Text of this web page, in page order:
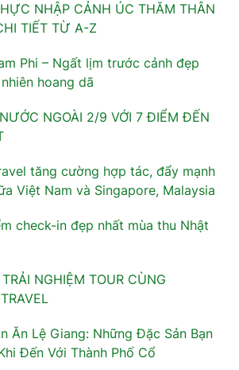
NHẬP CẢNH ÚC THĂM THÂN
TIẾT TỪ A-Z
Phi – Ngất lịm trước cảnh đẹp
hoang dã
NGOÀI 2/9 VỚI 7 ĐIỂM ĐẾN
tăng cường hợp tác, đẩy mạnh
Việt Nam và Singapore, Malaysia
check-in đẹp nhất mùa thu Nhật
NGHIỆM TOUR CÙNG
Ăn Lệ Giang: Những Đặc Sản Bạn
Đến Với Thành Phố Cổ